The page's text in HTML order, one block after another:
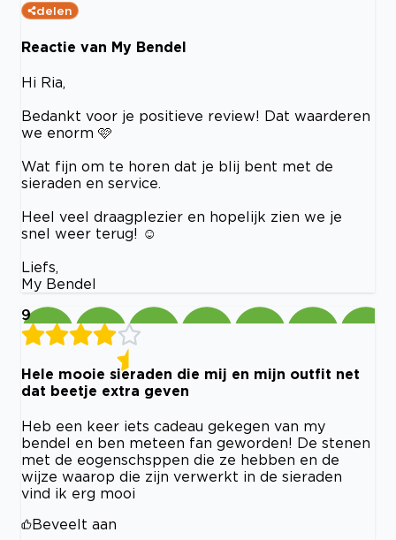
delen
Reactie van My Bendel
Hi Ria,
Bedankt voor je positieve review! Dat waarderen
we enorm 🩷
Wat fijn om te horen dat je blij bent met de
sieraden en service.
Heel veel draagplezier en hopelijk zien we je
snel weer terug! ☺️
Liefs,
My Bendel
9
Hele mooie sieraden die mij en mijn outfit net
dat beetje extra geven
Heb een keer iets cadeau gekegen van my
bendel en ben meteen fan geworden! De stenen
met de eogenschsppen die ze hebben en de
wijze waarop die zijn verwerkt in de sieraden
vind ik erg mooi
Beveelt aan